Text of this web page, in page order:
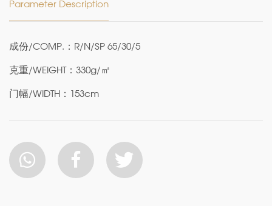
Parameter Description
成份/COMP.：R/N/SP 65/30/5
克重/WEIGHT：330g/㎡
门幅/WIDTH：153cm